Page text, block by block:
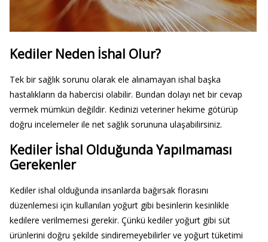
Kediler Neden İshal Olur?
Tek bir sağlık sorunu olarak ele alınamayan ishal başka
hastalıkların da habercisi olabilir. Bundan dolayı net bir cevap
vermek mümkün değildir. Kedinizi veteriner hekime götürüp
doğru incelemeler ile net sağlık sorununa ulaşabilirsiniz.
Kediler İshal Olduğunda Yapılmaması
Gerekenler
Kediler ishal olduğunda insanlarda bağırsak florasını
düzenlemesi için kullanılan yoğurt gibi besinlerin kesinlikle
kedilere verilmemesi gerekir. Çünkü kediler yoğurt gibi süt
ürünlerini doğru şekilde sindiremeyebilirler ve yoğurt tüketimi